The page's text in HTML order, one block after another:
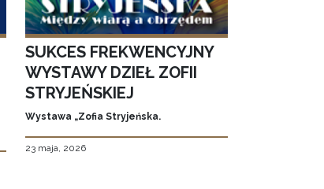
SUKCES FREKWENCYJNY
WYSTAWY DZIEŁ ZOFII
STRYJEŃSKIEJ
Wystawa „Zofia Stryjeńska.
23 maja, 2026